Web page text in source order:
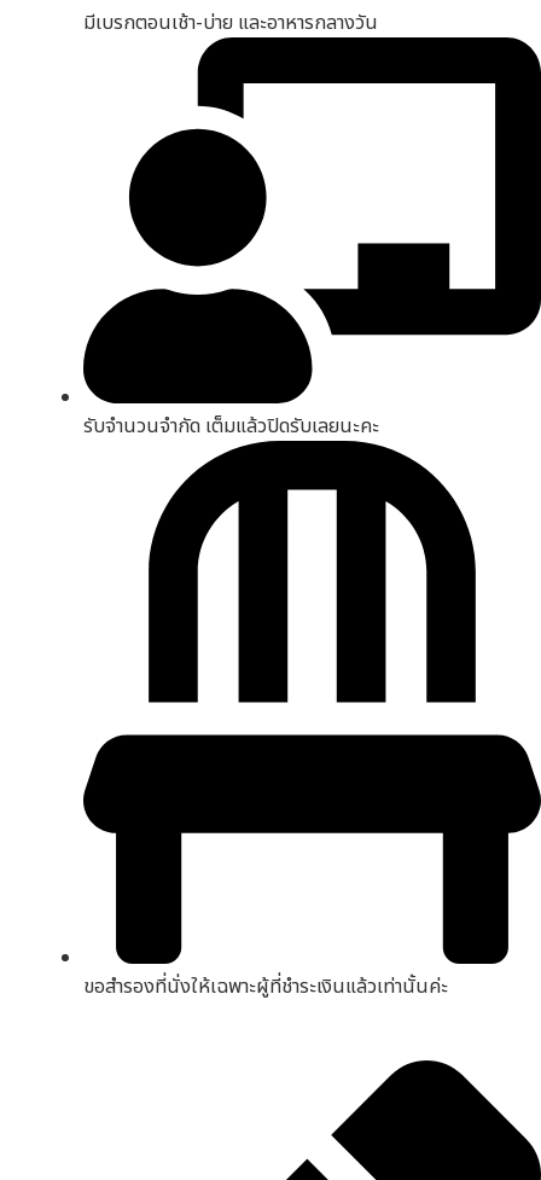
มีเบรกตอนเช้า-บ่าย และอาหารกลางวัน
รับจำนวนจำกัด เต็มแล้วปิดรับเลยนะคะ
ขอสำรองที่นั่งให้เฉพาะผู้ที่ชำระเงินแล้วเท่านั้นค่ะ